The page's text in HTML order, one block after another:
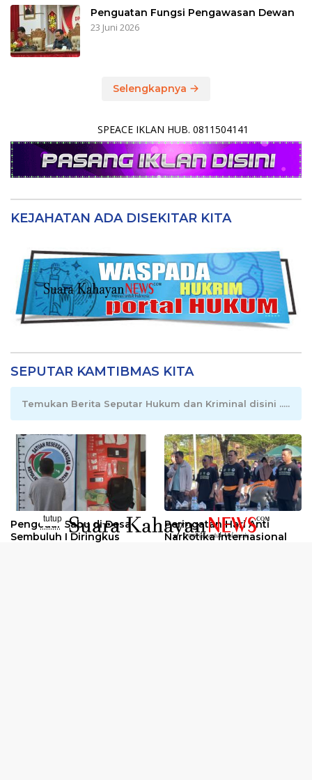
Penguatan Fungsi Pengawasan Dewan
23 Juni 2026
Selengkapnya
SPEACE IKLAN HUB. 0811504141
KEJAHATAN ADA DISEKITAR KITA
SEPUTAR KAMTIBMAS KITA
Temukan Berita Seputar Hukum dan Kriminal disini .....
Pengedar Sabu di Desa
Sembuluh I Diringkus
Peringatan Hari Anti
Narkotika Internasional
tutup
..........